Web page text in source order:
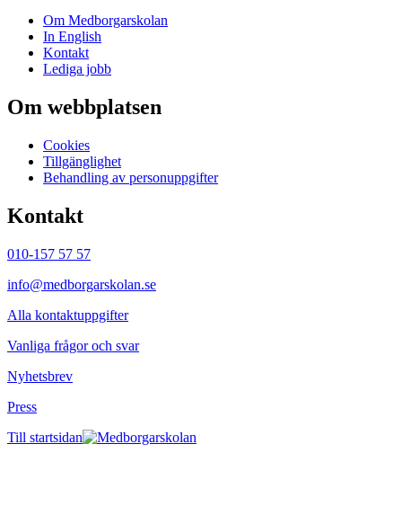
Om Medborgarskolan
In English
Kontakt
Lediga jobb
Om webbplatsen
Cookies
Tillgänglighet
Behandling av personuppgifter
Kontakt
010-157 57 57
info@medborgarskolan.se
Alla kontaktuppgifter
Vanliga frågor och svar
Nyhetsbrev
Press
Till startsidan